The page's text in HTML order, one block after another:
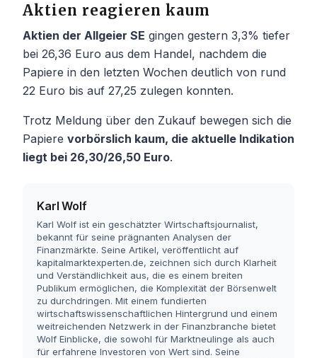
Aktien reagieren kaum
Aktien der Allgeier SE gingen gestern 3,3% tiefer
bei 26,36 Euro aus dem Handel, nachdem die
Papiere in den letzten Wochen deutlich von rund
22 Euro bis auf 27,25 zulegen konnten.
Trotz Meldung über den Zukauf bewegen sich die
Papiere vorbörslich kaum, die aktuelle Indikation
liegt bei 26,30/26,50 Euro.
Karl Wolf
Karl Wolf ist ein geschätzter Wirtschaftsjournalist,
bekannt für seine prägnanten Analysen der
Finanzmärkte. Seine Artikel, veröffentlicht auf
kapitalmarktexperten.de, zeichnen sich durch Klarheit
und Verständlichkeit aus, die es einem breiten
Publikum ermöglichen, die Komplexität der Börsenwelt
zu durchdringen. Mit einem fundierten
wirtschaftswissenschaftlichen Hintergrund und einem
weitreichenden Netzwerk in der Finanzbranche bietet
Wolf Einblicke, die sowohl für Marktneulinge als auch
für erfahrene Investoren von Wert sind. Seine